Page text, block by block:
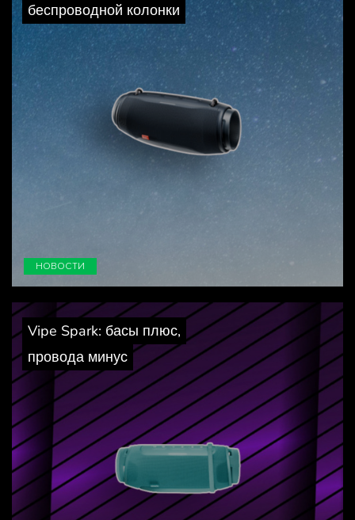
беспроводной колонки
НОВОСТИ
Vipe Spark: басы плюс,
провода минус